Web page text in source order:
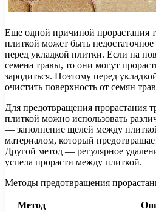
Еще одной причиной прорастания
плиткой может быть
перед укладкой плитки. Если на
семена травы, то они могут
зародиться. Поэтому перед
очистить поверхность от семян
Для предотвращения прорастания
плиткой можно использовать
— заполнение щелей между
материалом, который
Другой метод — регулярное
успела прорасти между плиткой.
Методы предотвращения
Метод